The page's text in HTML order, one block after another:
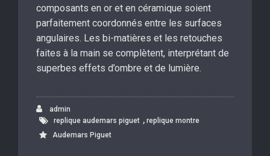
composants en or et en céramique soient
parfaitement coordonnés entre les surfaces
angulaires. Les bi-matières et les retouches
faites à la main se complètent, interprétant de
superbes effets d’ombre et de lumière.
admin
replique audemars piguet , replique montre
Audemars Piguet